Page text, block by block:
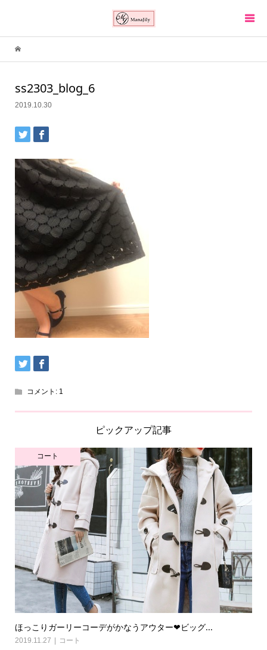
ss2303_blog_6
2019.10.30
コメント: 1
ピックアップ記事
コート
ほっこりガーリーコーデがかなうアウター❤ビッグ...
2019.11.27 コート